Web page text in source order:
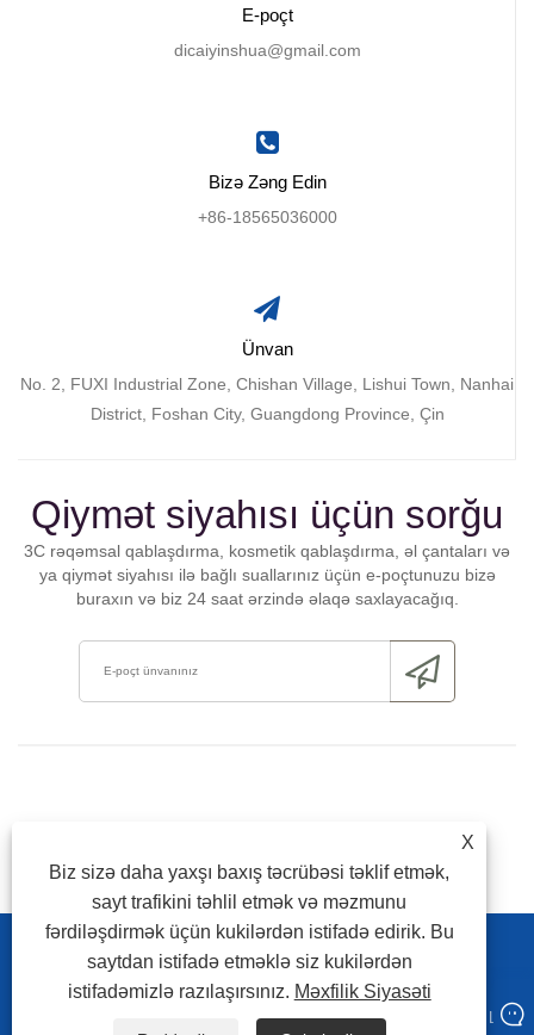
X
Biz sizə daha yaxşı baxış təcrübəsi təklif etmək,
sayt trafikini təhlil etmək və məzmunu
fərdiləşdirmək üçün kukilərdən istifadə edirik. Bu
saytdan istifadə etməklə siz kukilərdən
istifadəmizlə razılaşırsınız. Məxfilik Siyasəti
E-poçt
dicaiyinshua@gmail.com
Bizə Zəng Edin
+86-18565036000
Ünvan
No. 2, FUXI Industrial Zone, Chishan Village, Lishui Town, Nanhai
District, Foshan City, Guangdong Province, Çin
Qiymət siyahısı üçün sorğu
3C rəqəmsal qablaşdırma, kosmetik qablaşdırma, əl çantaları və
ya qiymət siyahısı ilə bağlı suallarınız üçün e-poçtunuzu bizə
buraxın və biz 24 saat ərzində əlaqə saxlayacağıq.
Link Sitemap RSS Xml Məxfilik Siyasəti
Müəllif hüquqları © 2024 Guangdong Dicai Printing Corporation Co, Ltd